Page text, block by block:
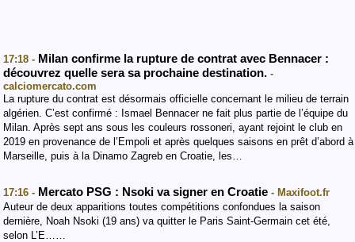
17:18 - Milan confirme la rupture de contrat avec Bennacer :
découvrez quelle sera sa prochaine destination. -
calciomercato.com
La rupture du contrat est désormais officielle concernant le milieu de terrain
algérien. C’est confirmé : Ismael Bennacer ne fait plus partie de l’équipe du
Milan. Après sept ans sous les couleurs rossoneri, ayant rejoint le club en
2019 en provenance de l’Empoli et après quelques saisons en prêt d’abord à
Marseille, puis à la Dinamo Zagreb en Croatie, les…
17:16 - Mercato PSG : Nsoki va signer en Croatie - Maxifoot.fr
Auteur de deux apparitions toutes compétitions confondues la saison
dernière, Noah Nsoki (19 ans) va quitter le Paris Saint-Germain cet été,
selon L’E……